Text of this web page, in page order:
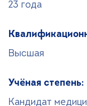
23 года
Высшая
Учёная степень:
Кандидат